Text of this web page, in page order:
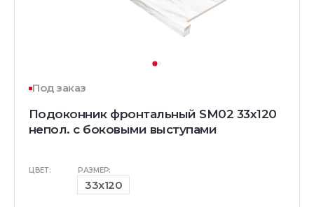
Под заказ
Подоконник фронтальный SM02 33х120
непол. с боковыми выступами
ЦВЕТ: РАЗМЕР:
33x120